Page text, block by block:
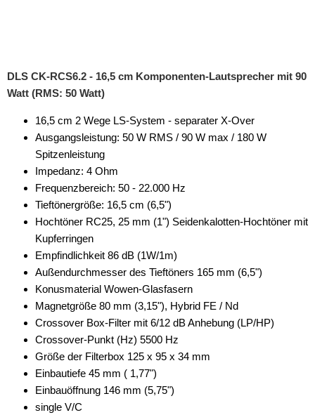
DLS CK-RCS6.2 - 16,5 cm Komponenten-Lautsprecher mit 90
Watt (RMS: 50 Watt)
16,5 cm 2 Wege LS-System - separater X-Over
Ausgangsleistung: 50 W RMS / 90 W max / 180 W
Spitzenleistung
Impedanz: 4 Ohm
Frequenzbereich: 50 - 22.000 Hz
Tieftönergröße: 16,5 cm (6,5")
Hochtöner RC25, 25 mm (1") Seidenkalotten-Hochtöner mit
Kupferringen
Empfindlichkeit 86 dB (1W/1m)
Außendurchmesser des Tieftöners 165 mm (6,5")
Konusmaterial Wowen-Glasfasern
Magnetgröße 80 mm (3,15"), Hybrid FE / Nd
Crossover Box-Filter mit 6/12 dB Anhebung (LP/HP)
Crossover-Punkt (Hz) 5500 Hz
Größe der Filterbox 125 x 95 x 34 mm
Einbautiefe 45 mm ( 1,77")
Einbauöffnung 146 mm (5,75")
single V/C